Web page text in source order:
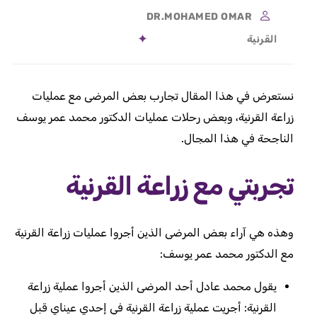
DR.MOHAMED OMAR
القرنية
نستعرض في هذا المقال تجارب بعض المرضى مع عمليات
زراعة القرنية، وبعض رحلات عمليات الدكتور محمد عمر يوسف
الناجحة في هذا المجال.
تجربتي مع زراعة القرنية
وهذه هي آراء بعض المرضى الذين أجروا عمليات زراعة القرنية
مع الدكتور محمد عمر يوسف:
يقول محمد عادل أحد المرضى الذين أجروا عملية زراعة
القرنية: أجريت عملية زراعة القرنية في إحدي عيناي قبل